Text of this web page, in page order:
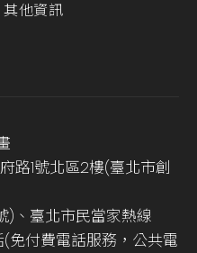
其他資訊
路1號北區2樓(臺北市創
、臺北市民當家熱線
免付費電話服務，公共電